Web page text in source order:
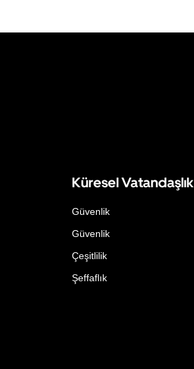
Küresel Vatandaşlık
Güvenlik
Güvenlik
Çeşitlilik
Şeffaflık